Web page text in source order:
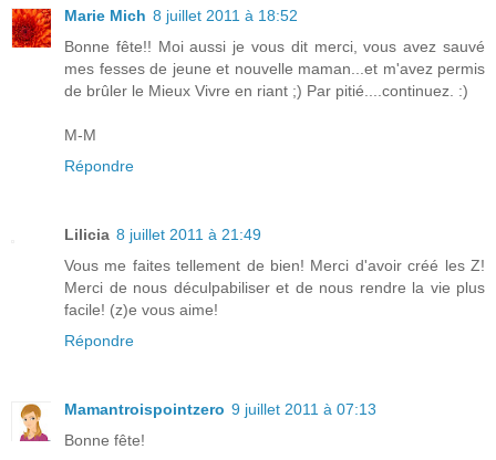
Marie Mich 8 juillet 2011 à 18:52
Bonne fête!! Moi aussi je vous dit merci, vous avez sauvé
mes fesses de jeune et nouvelle maman...et m'avez permis
de brûler le Mieux Vivre en riant ;) Par pitié....continuez. :)
M-M
Répondre
Lilicia 8 juillet 2011 à 21:49
Vous me faites tellement de bien! Merci d'avoir créé les Z!
Merci de nous déculpabiliser et de nous rendre la vie plus
facile! (z)e vous aime!
Répondre
Mamantroispointzero 9 juillet 2011 à 07:13
Bonne fête!